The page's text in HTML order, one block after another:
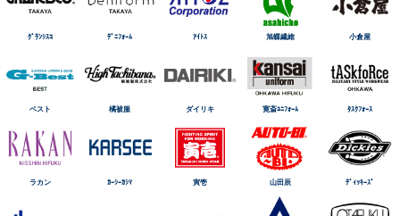
ｸﾞﾗﾝｼｽｺ ﾃﾞﾆﾌｫｰﾑ ｱｲﾄｽ 旭蝶繊維 小倉屋
ベスト 橘被服 ダイリキ 寛斎ﾕﾆﾌｫｰﾑ ﾀｽｸﾌｫｰｽ
ラカン ｶｰｼｰｶｼﾏ 寅壱 山田辰 ﾃﾞｨｯｷｰｽﾞ